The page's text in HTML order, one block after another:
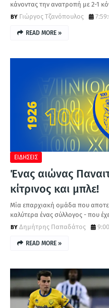
κάνοντας την ανατροπή με 2-1
Γιώργος Τζανόπουλος
READ MORE »
ΕΙΔΗΣΕΙΣ
Ένας αιώνας
κίτρινος και μπλε!
Μία επαρχιακή ομάδα που
καλύτερα ένας σύλλογος - που
Δημήτρης Παπαδάτος
READ MORE »